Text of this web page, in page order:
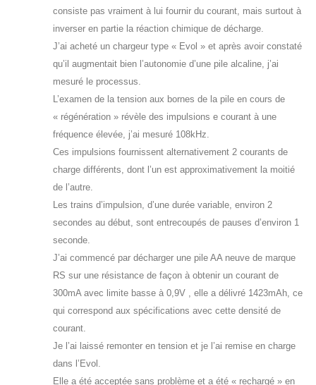
consiste pas vraiment à lui fournir du courant, mais surtout à
inverser en partie la réaction chimique de décharge.
J’ai acheté un chargeur type « Evol » et après avoir constaté
qu’il augmentait bien l’autonomie d’une pile alcaline, j’ai
mesuré le processus.
L’examen de la tension aux bornes de la pile en cours de
« régénération » révèle des impulsions e courant à une
fréquence élevée, j’ai mesuré 108kHz.
Ces impulsions fournissent alternativement 2 courants de
charge différents, dont l’un est approximativement la moitié
de l’autre.
Les trains d’impulsion, d’une durée variable, environ 2
secondes au début, sont entrecoupés de pauses d’environ 1
seconde.
J’ai commencé par décharger une pile AA neuve de marque
RS sur une résistance de façon à obtenir un courant de
300mA avec limite basse à 0,9V , elle a délivré 1423mAh, ce
qui correspond aux spécifications avec cette densité de
courant.
Je l’ai laissé remonter en tension et je l’ai remise en charge
dans l’Evol.
Elle a été acceptée sans problème et a été « rechargé » en